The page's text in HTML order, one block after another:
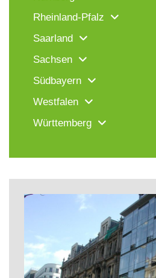
Rheinland-Pfalz
Saarland
Sachsen
Südbayern
Westfalen
Württemberg